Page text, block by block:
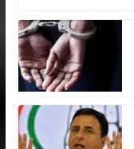
at
s
A
p
p
e
b
o
k